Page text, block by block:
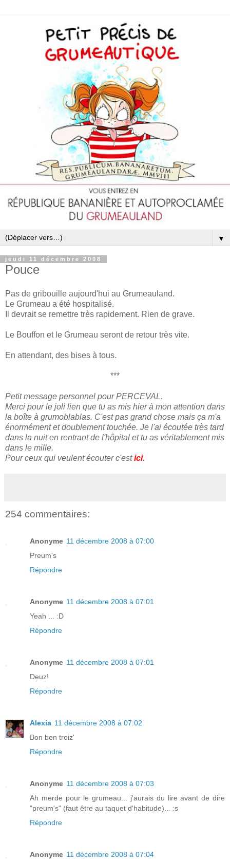
▼
jeudi 11 décembre 2008
Pouce
Pas de gribouille aujourd'hui au Grumeauland.
Le Grumeau a été hospitalisé.
Il devrait se remettre très rapidement. Rien de grave.
Le Bouffon et le Grumeau seront de retour très vite.
En attendant, des bises à tous.
***
Petit message personnel pour PERCEVAL.
Merci pour le joli lien que tu as mis hier à mon attention dans
la boîte à grumoblablas. C'est pas grand chose mais ça m'a
énormément et doublement touchée. Je l'ai écoutée très tard
dans la nuit en rentrant de l'hôpital et tu as véritablement mis
dans le mille.
Pour ceux qui veulent écouter c'estici.
254 commentaires:
Anonyme 11 décembre 2008 à 07:00
Preum's
Répondre
Anonyme 11 décembre 2008 à 07:01
Yeah ... :D
Répondre
Anonyme 11 décembre 2008 à 07:01
Deuz!
Répondre
Alexia 11 décembre 2008 à 07:02
Bon ben troiz'
Répondre
Anonyme 11 décembre 2008 à 07:03
Ah merde pour le grumeau... j'aurais du lire avant de dire
"preum's" (faut être au taquet d'habitude)... :s
Répondre
Anonyme 11 décembre 2008 à 07:04